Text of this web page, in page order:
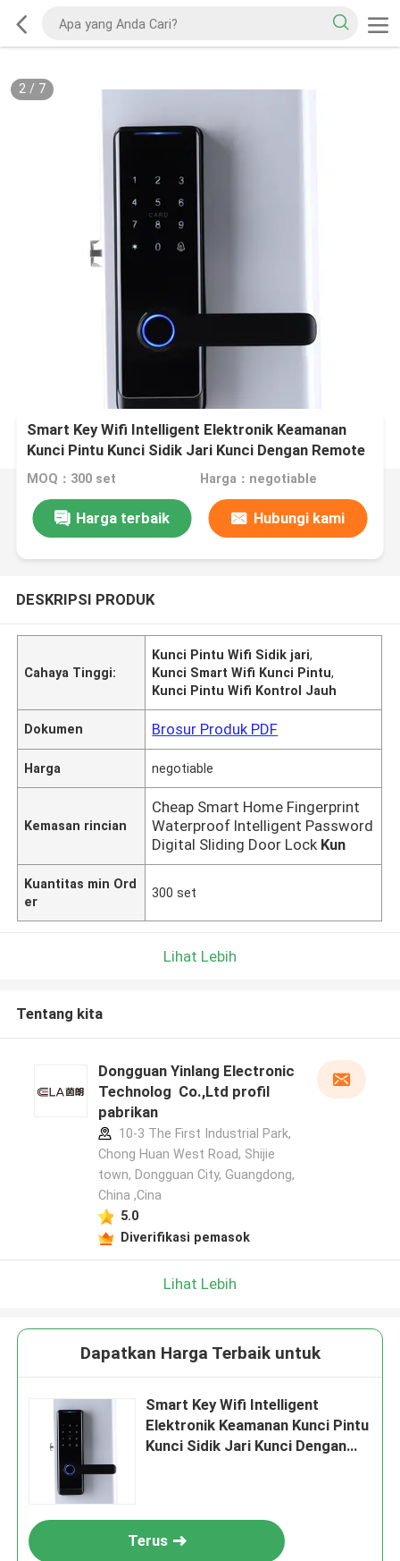
2/ 7
Smart Key Wifi Intelligent Elektronik Keamanan
Kunci Pintu Kunci Sidik Jari Kunci Dengan Remote
Control App Untuk Residence Office
MOQ：300 set Harga：negotiable
Harga terbaik Hubungi kami
DESKRIPSI PRODUK
Cahaya Tinggi:
Kunci Pintu Wifi Sidik jari,
Kunci Smart Wifi Kunci Pintu,
Kunci Pintu Wifi Kontrol Jauh
Dokumen Brosur Produk PDF
Harga negotiable
Kemasan rincian
Cheap Smart Home Fingerprint
Waterproof Intelligent Password
Digital Sliding Door Lock Kun
Kuantitas min Ord
er
300 set
Lihat Lebih
Tentang kita
Dongguan Yinlang Electronic
Technolog Co.,Ltd profil
pabrikan
10-3 The First Industrial Park,
Chong Huan West Road, Shijie
town, Dongguan City, Guangdong,
China ,Cina
5.0
Diverifikasi pemasok
Lihat Lebih
Dapatkan Harga Terbaik untuk
Smart Key Wifi Intelligent
Elektronik Keamanan Kunci Pintu
Kunci Sidik Jari Kunci Dengan
Terus